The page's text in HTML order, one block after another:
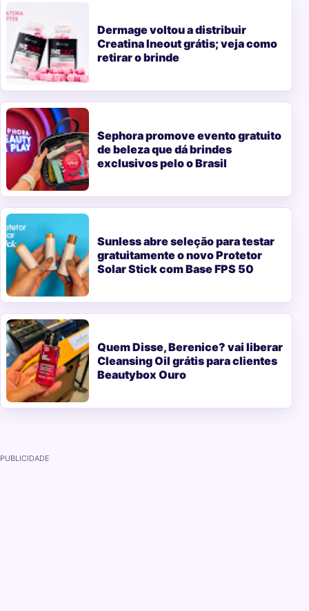
Dermage voltou a distribuir
Creatina Ineout grátis; veja como
retirar o brinde
Sephora promove evento gratuito
de beleza que dá brindes
exclusivos pelo o Brasil
Sunless abre seleção para testar
gratuitamente o novo Protetor
Solar Stick com Base FPS 50
Quem Disse, Berenice? vai liberar
Cleansing Oil grátis para clientes
Beautybox Ouro
PUBLICIDADE